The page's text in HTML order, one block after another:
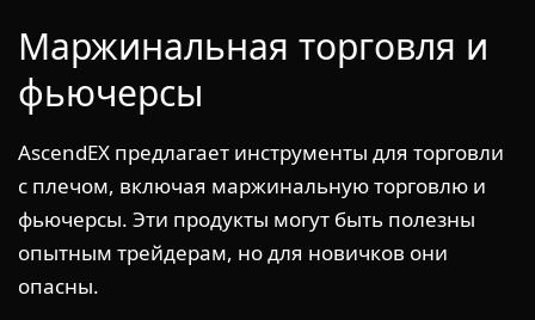
Маржинальная торговля и
фьючерсы
AscendEX предлагает инструменты для торговли
с плечом, включая маржинальную торговлю и
фьючерсы. Эти продукты могут быть полезны
опытным трейдерам, но для новичков они
опасны.